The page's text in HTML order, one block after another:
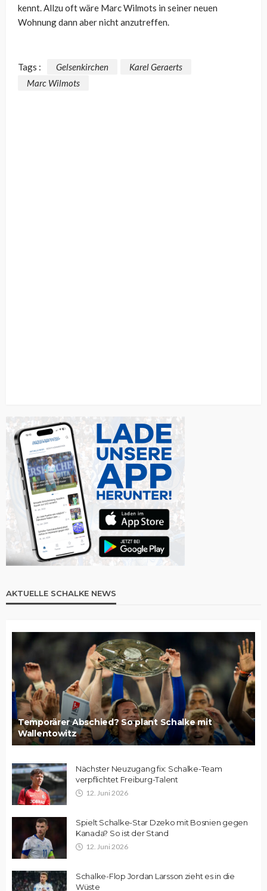
kennt. Allzu oft wäre Marc Wilmots in seiner neuen
Wohnung dann aber nicht anzutreffen.
Tags : Gelsenkirchen
Karel Geraerts
Marc Wilmots
AKTUELLE SCHALKE NEWS
Temporärer Abschied? So plant Schalke mit
Wallentowitz
Nächster Neuzugang fix: Schalke-Team
verpflichtet Freiburg-Talent
12. Juni 2026
Spielt Schalke-Star Dzeko mit Bosnien gegen
Kanada? So ist der Stand
12. Juni 2026
Schalke-Flop Jordan Larsson zieht es in die
Wüste